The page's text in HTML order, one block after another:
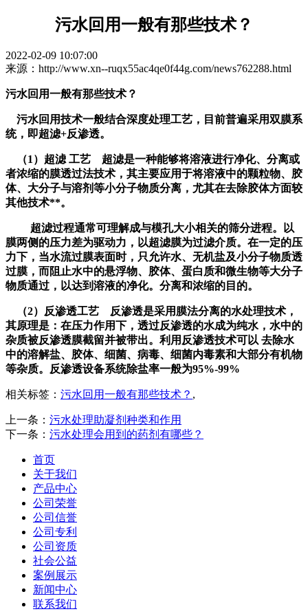
污水回用一般有那些技术？
2022-02-09 10:07:00
来源：http://www.xn--ruqx55ac4qe0f44g.com/news762288.html
污水回用一般有那些技术？
污水回用技术一般结合深度处理工艺，目前普遍采用双膜系
统，即超滤+反渗透。
（1）超滤 工艺 超滤是一种能够将溶液进行净化、分离或
者浓缩的膜透过法技术，其主要应用于将溶液中的颗粒物、胶
体、大分子与溶剂等小分子物质分离，尤其在去除胶体方面较
其他技术**。
超滤过程通常可理解成与模孔大小相关的筛分进程。以
膜两侧的压力差为驱动力，以超滤膜为过滤介质。在一定的压
力下，当水流过膜表面时，只允许水、无机盐及小分子物质透
过膜，而阻止水中的悬浮物、胶体、蛋白质和微生物等大分子
物质通过，以达到溶液的净化。分离和浓缩的目的。
（2）反渗透工艺 反渗透是采用膜法分离的水处理技术，
其原理是：在压力作用下，透过反渗透的水成为纯水，水中的
杂质被反渗透膜截留并被带出。利用反渗透技术可以 去除水
中的溶解盐、胶体、细菌、病毒、细菌内毒素和大部分有机物
等杂质。反渗透设备系统除盐率一般为95%-99%
相关标签： 污水回用一般有那些技术？ ,
上一条： 污水处理助凝剂种类和作用
下一条： 污水处理会用到的药剂有哪些？
首页
关于我们
产品中心
公司荣誉
公司信誉
公司专利
公司资质
社会公益
案例展示
新闻中心
联系我们